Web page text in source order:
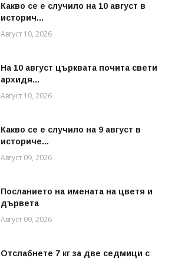
Какво се е случило на 10 август в
историч...
Август 10, 2026
На 10 август църквата почита свети
архидя...
Август 10, 2026
Какво се е случило на 9 август в
историче...
Август 09, 2026
Посланието на имената на цветя и
дървета
Август 09, 2026
Отслабнете 7 кг за две седмици с